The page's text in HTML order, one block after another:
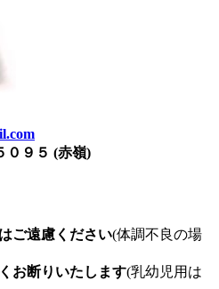
０９５ (赤嶺)
ご遠慮ください(体調不良の場
お断りいたします(乳幼児用は